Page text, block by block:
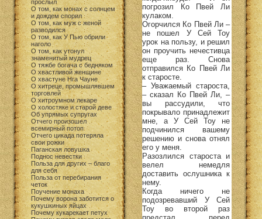
прослыл
О том, как монах с солнцем
и дождем спорил
О том, как муж с женой
разводился
О том, как У Пью обрили
наголо
О том, как утонул
знаменитый мудрец
О тяжбе богача с бедняком
О хвастливой женщине
О хвастуне Нга Чауне
О хитреце, промышлявшем
торговлей
О хитроумном лекаре
О холостяке и старой деве
Об упрямых супругах
Отчего произошел
всемирный потоп
Отчего цикада потеряла
свои рожки
Паганская ловушка
Поднос невестки
Польза для других – благо
для себя
Польза от перебирания
четок
Поучение монаха
Почему ворона заботится о
кукушкиных яйцах
Почему кукарекает петух
погрозил Ко Пвей Ли
кулаком.
Огорчился Ко Пвей Ли –
не пошел У Сей Тоу
урок на пользу, и решил
он проучить нечестивца
еще раз. Снова
отправился Ко Пвей Ли
к старосте.
– Уважаемый староста,
– сказал Ко Пвей Ли, –
вы рассудили, что
покрывало принадлежит
мне, а У Сей Тоу не
подчинился вашему
решению и снова отнял
его у меня.
Разозлился староста и
велел немедля
доставить ослушника к
нему.
Когда ничего не
подозревавший У Сей
Тоу во второй раз